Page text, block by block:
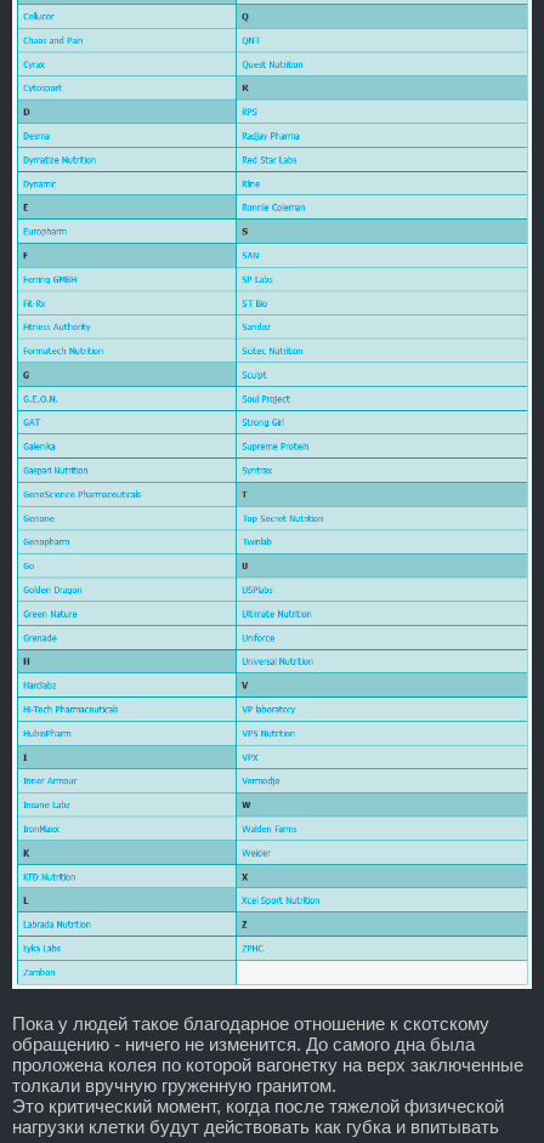
Пока у людей такое благодарное отношение к скотскому
обращению - ничего не изменится. До самого дна была
проложена колея по которой вагонетку на верх заключенные
толкали вручную груженную гранитом.
Это критический момент, когда после тяжелой физической
нагрузки клетки будут действовать как губка и впитывать